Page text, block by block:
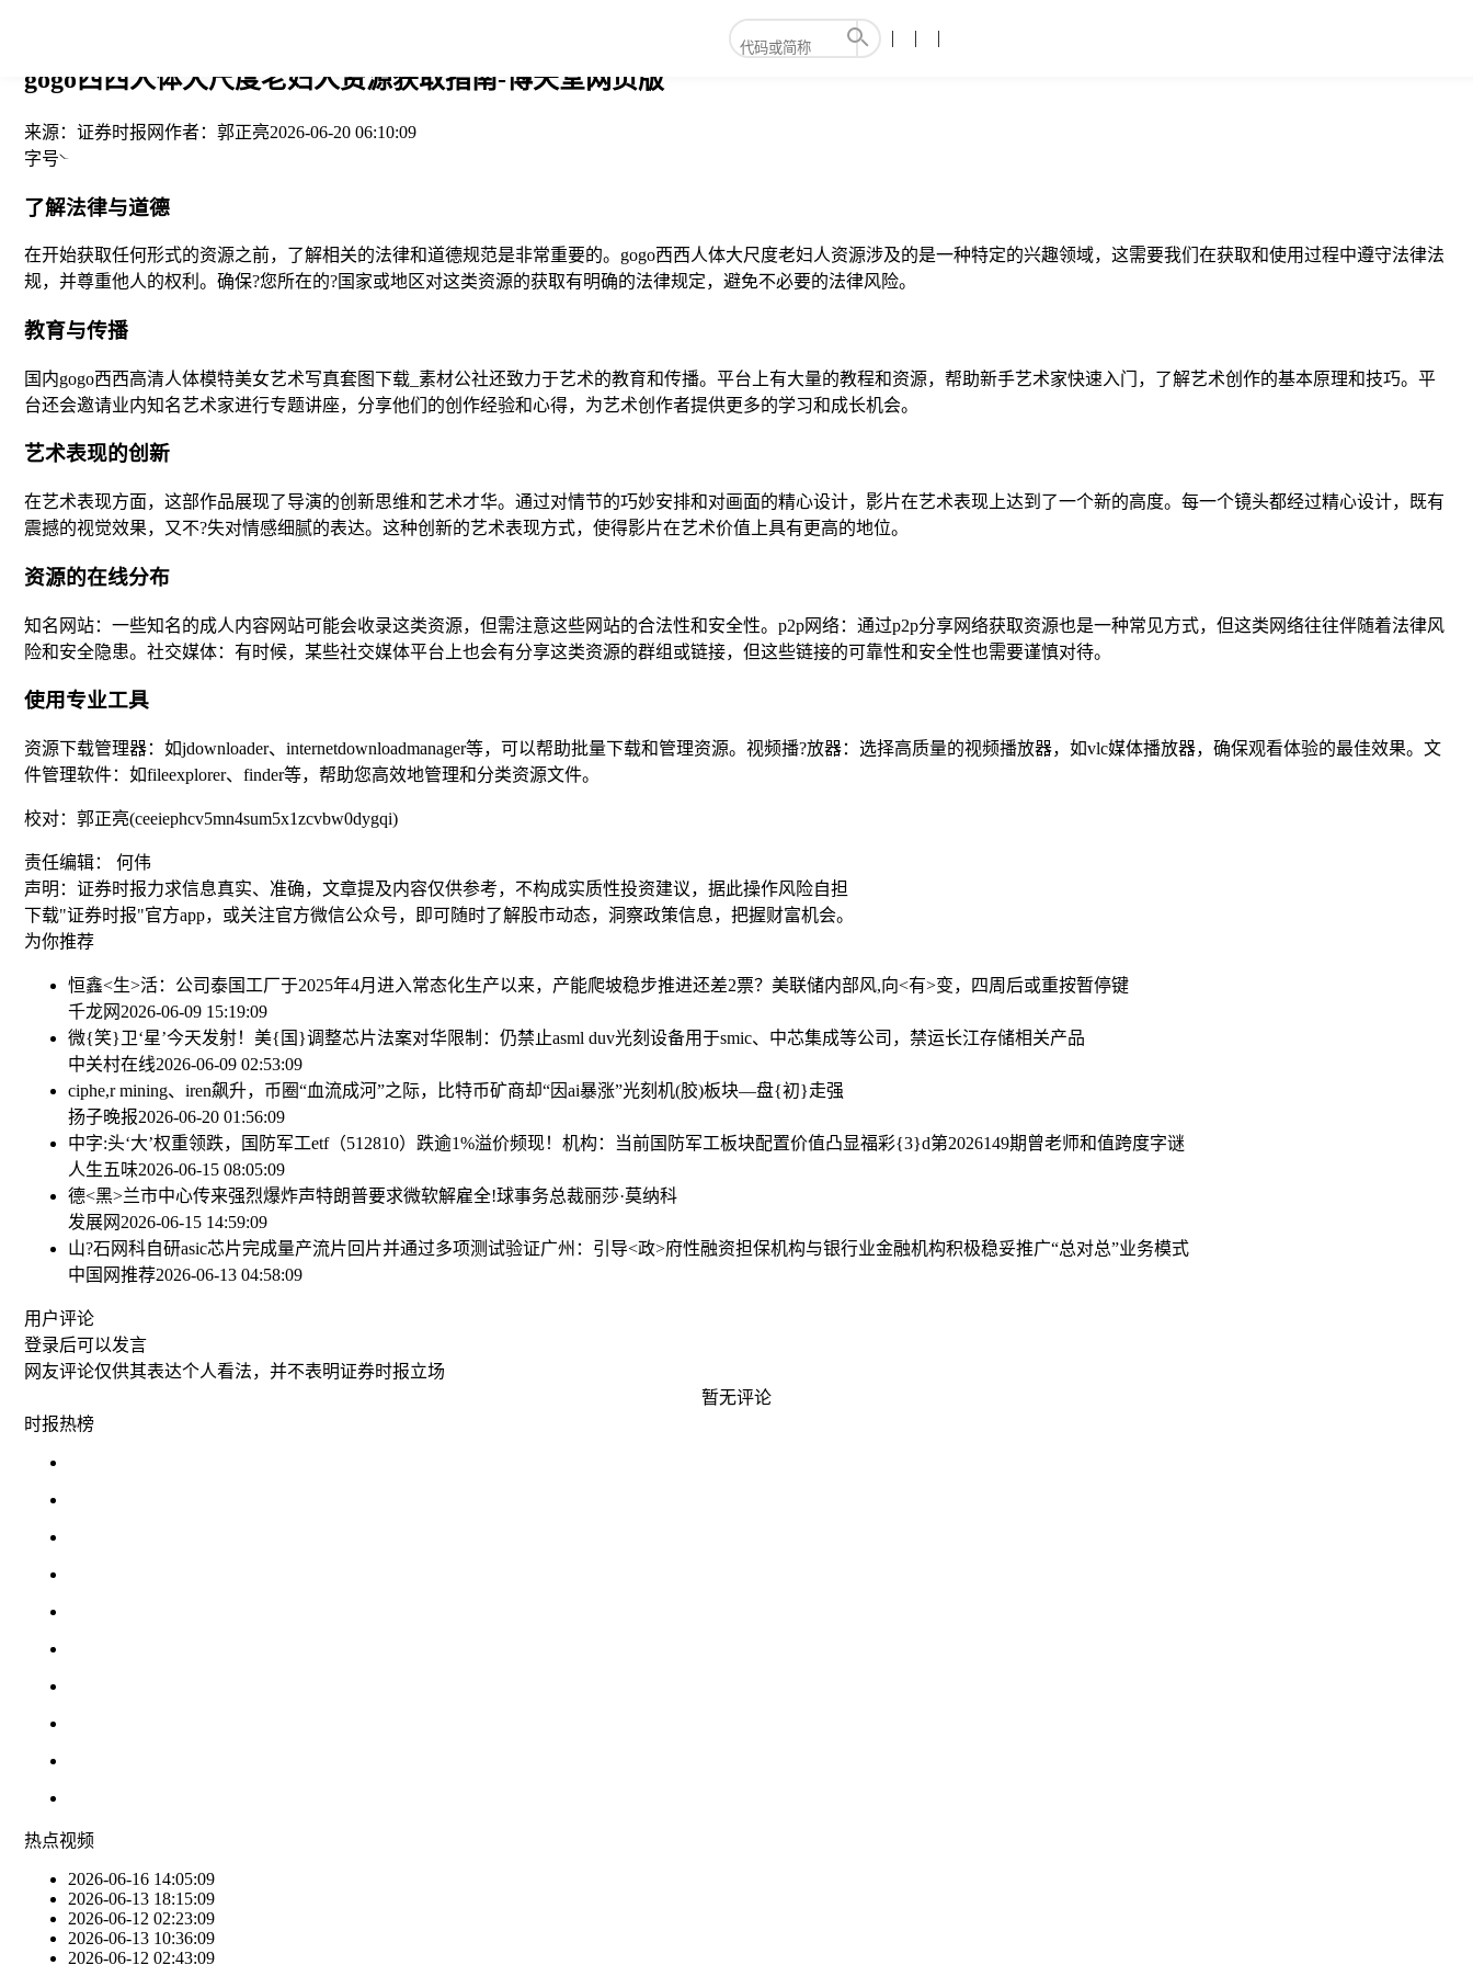
gogo西西人体大尺度老妇人资源获取指南-博天堂网页版
来源： 证券时报网作者： 郭正亮2026-06-20 06:10:09
字号
了解法律与道德
在开始获取任何形式的资源之前，了解相关的法律和道德规范是非常重要的。gogo西西人体大尺度老妇人资源涉及的是一种特定的兴趣领域，这需要我们在获取和使用过程中遵守法律法
规，并尊重他人的权利。确保?您所在的?国家或地区对这类资源的获取有明确的法律规定，避免不必要的法律风险。
教育与传播
国内gogo西西高清人体模特美女艺术写真套图下载_素材公社还致力于艺术的教育和传播。平台上有大量的教程和资源，帮助新手艺术家快速入门，了解艺术创作的基本原理和技巧。平
台还会邀请业内知名艺术家进行专题讲座，分享他们的创作经验和心得，为艺术创作者提供更多的学习和成长机会。
艺术表现的创新
在艺术表现方面，这部作品展现了导演的创新思维和艺术才华。通过对情节的巧妙安排和对画面的精心设计，影片在艺术表现上达到了一个新的高度。每一个镜头都经过精心设计，既有
震撼的视觉效果，又不?失对情感细腻的表达。这种创新的艺术表现方式，使得影片在艺术价值上具有更高的地位。
资源的在线分布
知名网站：一些知名的成人内容网站可能会收录这类资源，但需注意这些网站的合法性和安全性。p2p网络：通过p2p分享网络获取资源也是一种常见方式，但这类网络往往伴随着法律风
险和安全隐患。社交媒体：有时候，某些社交媒体平台上也会有分享这类资源的群组或链接，但这些链接的可靠性和安全性也需要谨慎对待。
使用专业工具
资源下载管理器：如jdownloader、internetdownloadmanager等，可以帮助批量下载和管理资源。视频播?放器：选择高质量的视频播放器，如vlc媒体播放器，确保观看体验的最佳效果。文
件管理软件：如fileexplorer、finder等，帮助您高效地管理和分类资源文件。
校对：郭正亮(ceeiephcv5mn4sum5x1zcvbw0dygqi)
责任编辑： 何伟
声明：证券时报力求信息真实、准确，文章提及内容仅供参考，不构成实质性投资建议，据此操作风险自担
下载"证券时报"官方app，或关注官方微信公众号，即可随时了解股市动态，洞察政策信息，把握财富机会。
为你推荐
恒鑫<生>活：公司泰国工厂于2025年4月进入常态化生产以来，产能爬坡稳步推进还差2票？美联储内部风,向<有>变，四周后或重按暂停键
千龙网 2026-06-09 15:19:09
微{笑}卫‘星’今天发射！ 美{国}调整芯片法案对华限制：仍禁止asml duv光刻设备用于smic、中芯集成等公司，禁运长江存储相关产品
中关村在线2026-06-09 02:53:09
ciphe,r mining、iren飙升，币圈“血流成河”之际，比特币矿商却“因ai暴涨”光刻机(胶)板块—盘{初}走强
扬子晚报2026-06-20 01:56:09
中字:头‘大’权重领跌，国防军工etf（512810）跌逾1%溢价频现！机构：当前国防军工板块配置价值凸显福彩{3}d第2026149期曾老师和值跨度字谜
人生五味2026-06-15 08:05:09
德<黑>兰市中心传来强烈爆炸声特朗普要求微软解雇全!球事务总裁丽莎·莫纳科
发展网 2026-06-15 14:59:09
山?石网科自研asic芯片完成量产流片回片并通过多项测试验证广州：引导<政>府性融资担保机构与银行业金融机构积极稳妥推广“总对总”业务模式
中国网推荐2026-06-13 04:58:09
用户评论
登录后可以发言
网友评论仅供其表达个人看法，并不表明证券时报立场
暂无评论
时报热榜
热点视频
2026-06-16 14:05:09
2026-06-13 18:15:09
2026-06-12 02:23:09
2026-06-13 10:36:09
2026-06-12 02:43:09